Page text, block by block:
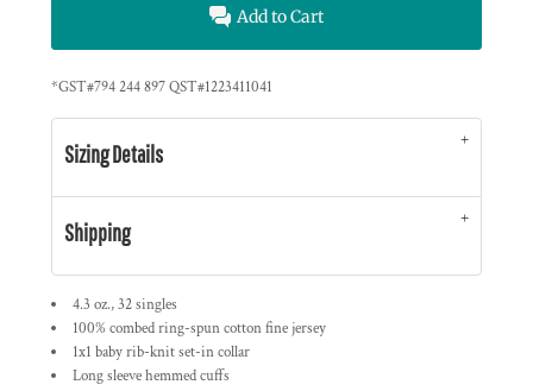
Add to Cart
*GST#794 244 897 QST#1223411041
Sizing Details
Shipping
4.3 oz., 32 singles
100% combed ring-spun cotton fine jersey
1x1 baby rib-knit set-in collar
Long sleeve hemmed cuffs